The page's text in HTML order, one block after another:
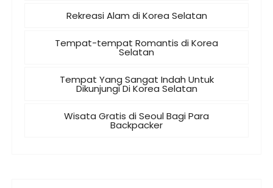
Rekreasi Alam di Korea Selatan
Tempat-tempat Romantis di Korea
Selatan
Tempat Yang Sangat Indah Untuk
Dikunjungi Di Korea Selatan
Wisata Gratis di Seoul Bagi Para
Backpacker